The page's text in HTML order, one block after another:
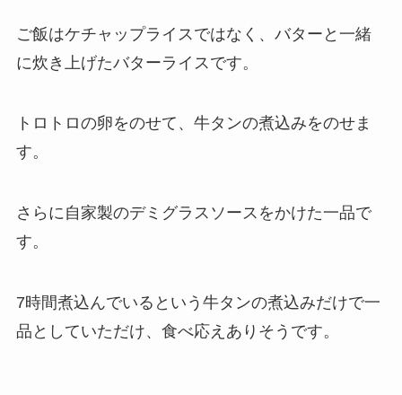
ご飯はケチャップライスではなく、バターと一緒
に炊き上げたバターライスです。
トロトロの卵をのせて、牛タンの煮込みをのせま
す。
さらに自家製のデミグラスソースをかけた一品で
す。
7時間煮込んでいるという牛タンの煮込みだけで一
品としていただけ、食べ応えありそうです。